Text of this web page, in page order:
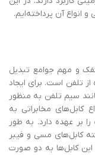
و انواع آن پرداخته‌ایم.
و مهم جوامع تبدیل
از تلفن است. برای ایجاد
سیم تلفن به منظور
کابل‌های مخابراتی به
بر عهده دارد. به ‌طور
کابل‌های مسی و فیبر
این کابل‌ها به دو صورت